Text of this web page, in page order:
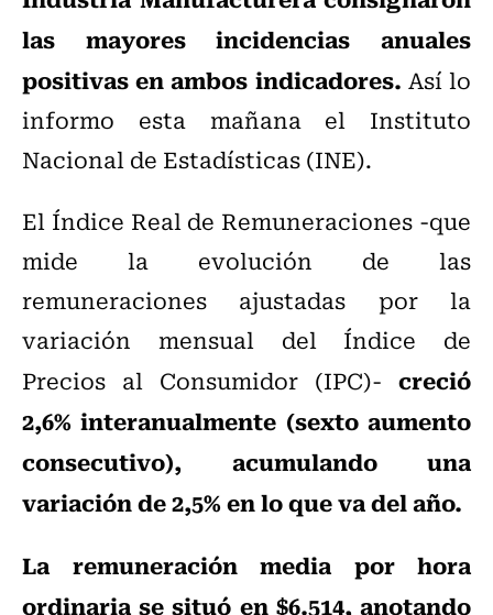
las mayores incidencias anuales
positivas en ambos indicadores. Así lo
informo esta mañana el Instituto
Nacional de Estadísticas (INE).
El Índice Real de Remuneraciones -que
mide la evolución de las
remuneraciones ajustadas por la
variación mensual del Índice de
Precios al Consumidor (IPC)- creció
2,6% interanualmente (sexto aumento
consecutivo), acumulando una
variación de 2,5% en lo que va del año.
La remuneración media por hora
ordinaria se situó en $6.514, anotando